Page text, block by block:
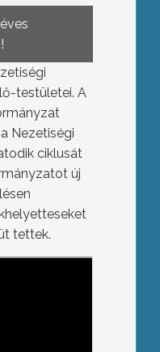
testületei. A
Nezetiségi
ciklusát
új
tettek.